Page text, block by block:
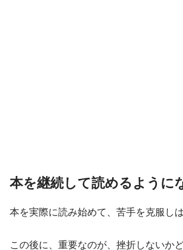
本を継続して読めるように
本を実際に読み始めて、苦手を克服しは
この後に、重要なのが、挫折しないか